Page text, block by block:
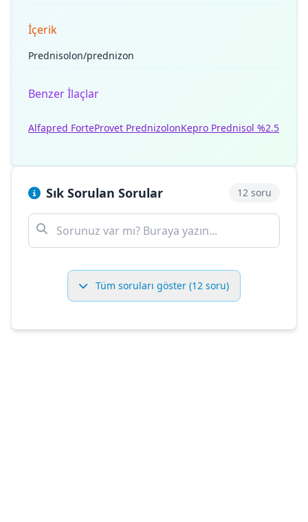
İçerik
Prednisolon/prednizon
Benzer İlaçlar
Alfapred ForteProvet PrednizolonKepro Prednisol %2.5
Sık Sorulan Sorular 12 soru
Tüm soruları göster (12 soru)